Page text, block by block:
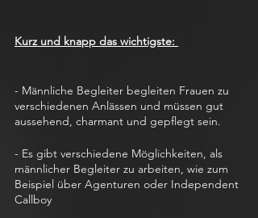
Kurz und knapp das wichtigste:
- Männliche Begleiter begleiten Frauen zu
verschiedenen Anlässen und müssen gut
aussehend, charmant und gepflegt sein.
- Es gibt verschiedene Möglichkeiten, als
männlicher Begleiter zu arbeiten, wie zum
Beispiel über Agenturen oder Independent
Callboy